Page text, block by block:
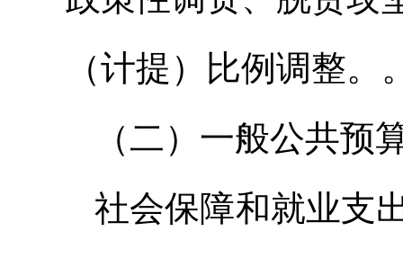
（计提）比例调整。
（二）一般公共预
社会保障和就业支